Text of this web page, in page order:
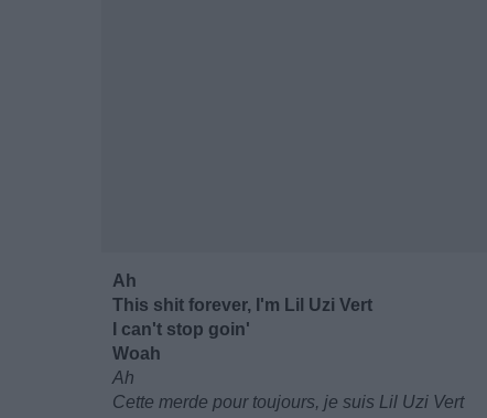
Ah
This shit forever, I'm Lil Uzi Vert
I can't stop goin'
Woah
Ah
Cette merde pour toujours, je suis Lil Uzi Vert